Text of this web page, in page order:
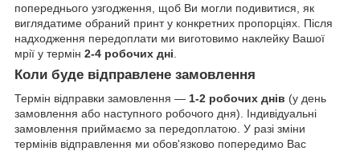
попереднього узгодження, щоб Ви могли подивитися, як
виглядатиме обраний принт у конкретних пропорціях. Після
надходження передоплати ми виготовимо наклейку Вашої
мрії у термін 2-4 робочих дні
Коли буде відправлене замовлення
Термін відправки замовлення — 1-2 робочих днів (у день
замовлення або наступного робочого дня). Індивідуальні
замовлення приймаємо за передоплатою. У разі зміни
термінів відправлення ми обов'язково попередимо Вас